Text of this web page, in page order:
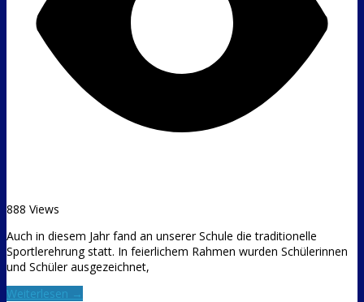
888 Views
Auch in diesem Jahr fand an unserer Schule die traditionelle
Sportlerehrung statt. In feierlichem Rahmen wurden Schülerinnen
und Schüler ausgezeichnet,
Weiterlesen →